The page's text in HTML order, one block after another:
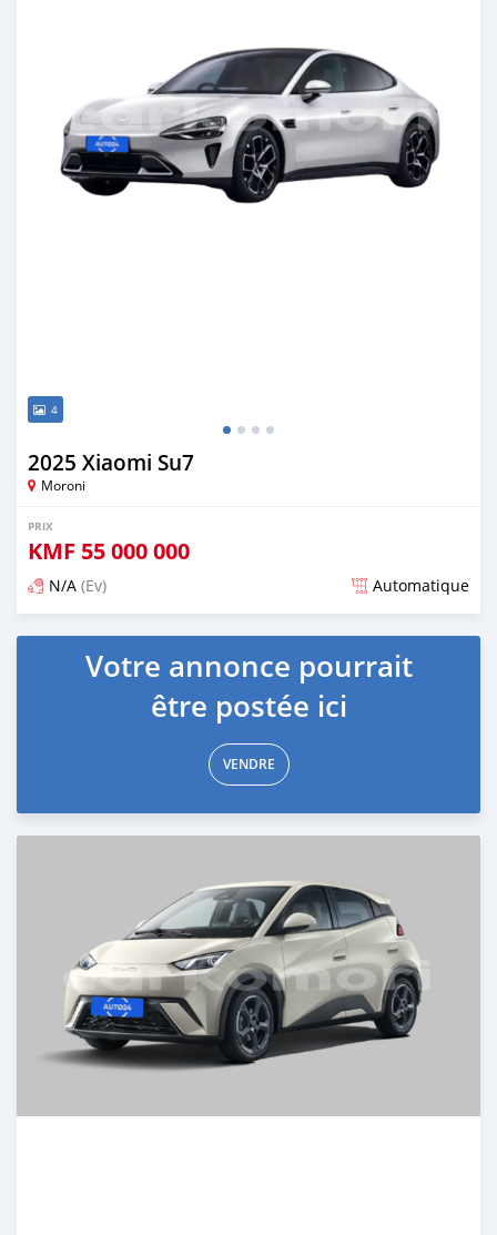
4
2025 Xiaomi Su7
Moroni
PRIX
KMF 55 000 000
N/A (Ev) Automatique
Publié il y a plus d'un an
Votre annonce pourrait
être postée ici
VENDRE